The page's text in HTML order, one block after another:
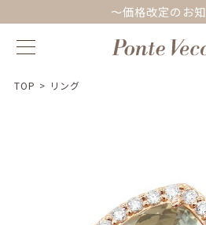
～価格改定のお
TOP > リング